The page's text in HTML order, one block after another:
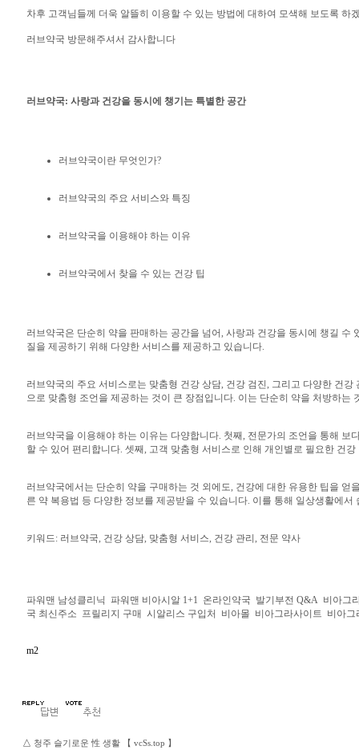
차후 고객님들께 더욱 알뜰히 이용할 수 있는 방법에 대하여 모색해 보도록 하
러브약국 방문해주셔서 감사합니다
러브약국: 사랑과 건강을 동시에 챙기는 특별한 공간
러브약국이란 무엇인가?
러브약국의 주요 서비스와 특징
러브약국을 이용해야 하는 이유
러브약국에서 찾을 수 있는 건강 팁
러브약국은 단순히 약을 판매하는 공간을 넘어, 사랑과 건강을 동시에 챙길
질을 제공하기 위해 다양한 서비스를 제공하고 있습니다.
러브약국의 주요 서비스로는 맞춤형 건강 상담, 건강 검진, 그리고 다양한 건
으로 맞춤형 조언을 제공하는 것이 큰 장점입니다. 이는 단순히 약을 처방하
러브약국을 이용해야 하는 이유는 다양합니다. 첫째, 전문가의 조언을 통해
할 수 있어 편리합니다. 셋째, 고객 맞춤형 서비스로 인해 개인별로 필요한 건
러브약국에서는 단순히 약을 구매하는 것 외에도, 건강에 대한 유용한 팁을
른 약 복용법 등 다양한 정보를 제공받을 수 있습니다. 이를 통해 일상생활에
키워드: 러브약국, 건강 상담, 맞춤형 서비스, 건강 관리, 전문 약사
파워맨 남성클리닉 파워맨 비아시알 1+1 온라인약국 발기부전 Q&A 비아그
국 최신주소 프릴리지 구매 시알리스 구입처 비아몰 비아그라사이트 비아그
m2
△ 청주 슬기로운 性 생활 【 vcSs.top 】